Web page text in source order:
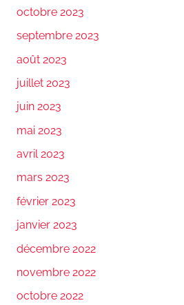
octobre 2023
septembre 2023
août 2023
juillet 2023
juin 2023
mai 2023
avril 2023
mars 2023
février 2023
janvier 2023
décembre 2022
novembre 2022
octobre 2022